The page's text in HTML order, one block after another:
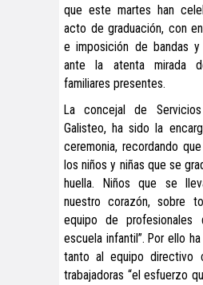
que este martes han
acto de graduación, con
e imposición de bandas y
ante la atenta mirada
familiares presentes.
La concejal de
Galisteo, ha sido la
ceremonia, recordando
los niños y niñas que se
huella. Niños que se
nuestro corazón, sobre
equipo de
escuela infantil”. Por ello
tanto al equipo directivo
trabajadoras “el esfuerzo